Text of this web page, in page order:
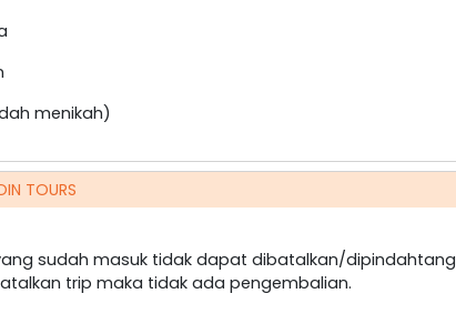
menikah)
TOURS
sudah masuk tidak dapat dibatalkan/
trip maka tidak ada pengembalian.